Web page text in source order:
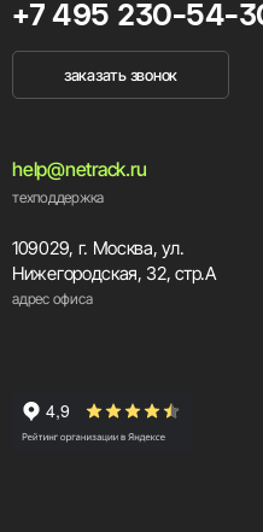
+7 495 230-54-
заказать звонок
help@netrack.ru
техподдержка
109029, г. Москва, ул.
Нижегородская, 32, стр.А
адрес офиса